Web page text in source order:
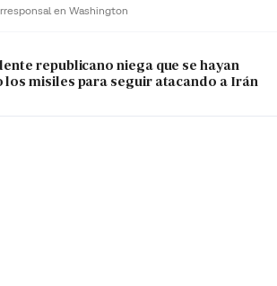
en Washington
republicano niega que se hayan
los misiles para seguir atacando a Irán